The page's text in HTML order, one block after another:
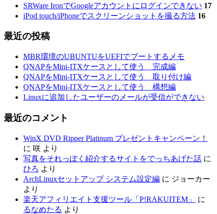
SRWare IronでGoogleアカウントにログインできない 17
iPod touch/iPhoneでスクリーンショットを撮る方法 16
最近の投稿
MBR環境のUBUNTUをUEFIでブートするメモ
QNAPをMini-ITXケースとして使う 完成編
QNAPをMini-ITXケースとして使う 取り付け編
QNAPをMini-ITXケースとして使う 構想編
Linuxに追加したユーザーのメールが受信ができない
最近のコメント
WinX DVD Ripper Platinum プレゼントキャンペーン！
に 咲 より
写真をそれっぽく紹介するサイトをでっちあげた話 に
ひろ より
ArchLinuxセットアップ システム設定編 に ジョーカー
より
楽天アフィリエイト支援ツール「P!RAKUITEM」
に
るなめたる より